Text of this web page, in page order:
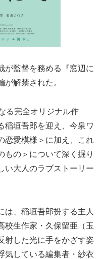
が監督を務める『窓辺に
解禁された。
る完全オリジナル作
稲垣吾郎を迎え、今泉ワ
恋愛模様＞に加え、これ
もの＞について深く掘り
い大人のラブストーリー
は、稲垣吾郎扮する主人
校生作家・久保留亜（玉
射した光に手をかざす姿
気している編集者・紗衣